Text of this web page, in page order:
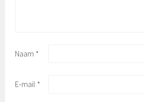
Naam *
E-mail *